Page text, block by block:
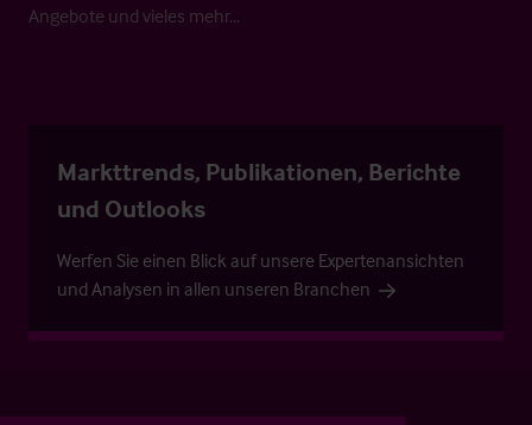
Angebote und vieles mehr…
Markttrends, Publikationen, Berichte
und Outlooks
Werfen Sie einen Blick auf unsere Expertenansichten
und Analysen in allen unseren Branchen